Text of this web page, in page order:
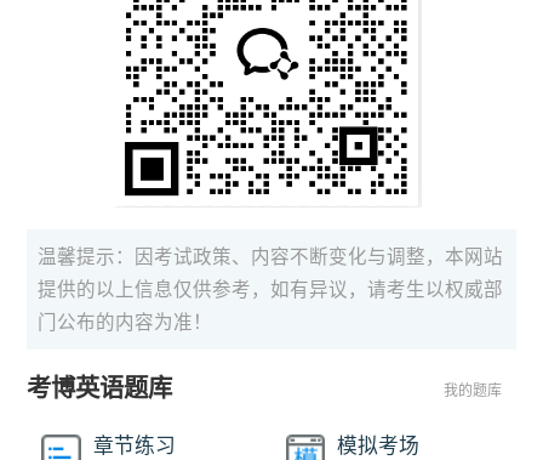
温馨提示：因考试政策、内容不断变化与调整，本网站
提供的以上信息仅供参考，如有异议，请考生以权威部
门公布的内容为准！
考博英语题库 我的题库
章节练习 模拟考场